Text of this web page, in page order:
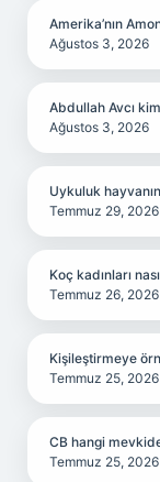
Amerika’nın
Ağustos 3, 2026
Abdullah Avcı
Ağustos 3, 2026
Uykuluk
Temmuz 29, 2026
Koç kadınları
Temmuz 26, 2026
Kişileştirmeye
Temmuz 25, 2026
CB hangi
Temmuz 25, 2026